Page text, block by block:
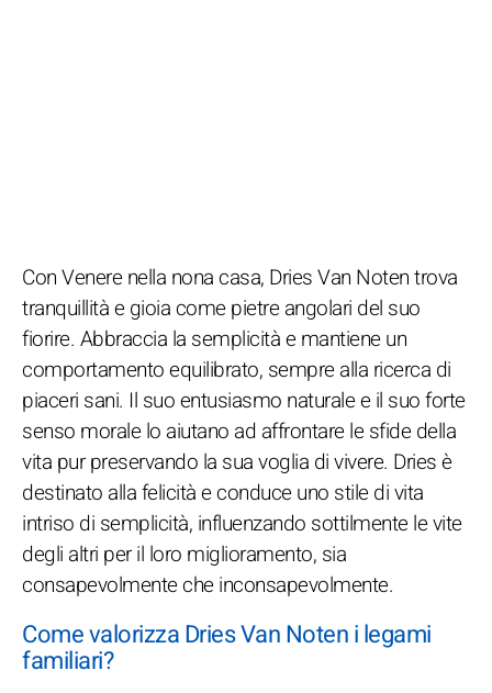
Con Venere nella nona casa, Dries Van Noten trova
tranquillità e gioia come pietre angolari del suo
fiorire. Abbraccia la semplicità e mantiene un
comportamento equilibrato, sempre alla ricerca di
piaceri sani. Il suo entusiasmo naturale e il suo forte
senso morale lo aiutano ad affrontare le sfide della
vita pur preservando la sua voglia di vivere. Dries è
destinato alla felicità e conduce uno stile di vita
intriso di semplicità, influenzando sottilmente le vite
degli altri per il loro miglioramento, sia
consapevolmente che inconsapevolmente.
Come valorizza Dries Van Noten i legami
familiari?